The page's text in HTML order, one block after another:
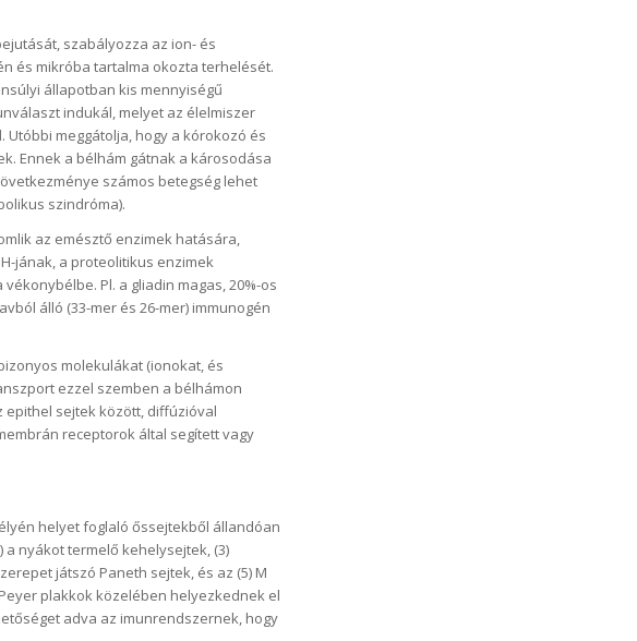
szabályozza az ion- és
és mikróba tartalma okozta terhelését.
állapotban kis mennyiségű
indukál, melyet az élelmiszer
meggátolja, hogy a kórokozó és
Ennek a bélhám gátnak a károsodása
számos betegség lehet
szindróma).
az emésztő enzimek hatására,
jának, a proteolitikus enzimek
Pl. a gliadin magas, 20%-os
álló (33-mer és 26-mer) immunogén
molekulákat (ionokat, és
ezzel szemben a bélhámon
epithel sejtek között, diffúzióval
receptorok által segített vagy
helyet foglaló őssejtekből állandóan
nyákot termelő kehelysejtek, (3)
játszó Paneth sejtek, és az (5) M
plakkok közelében helyezkednek el
adva az imunrendszernek, hogy